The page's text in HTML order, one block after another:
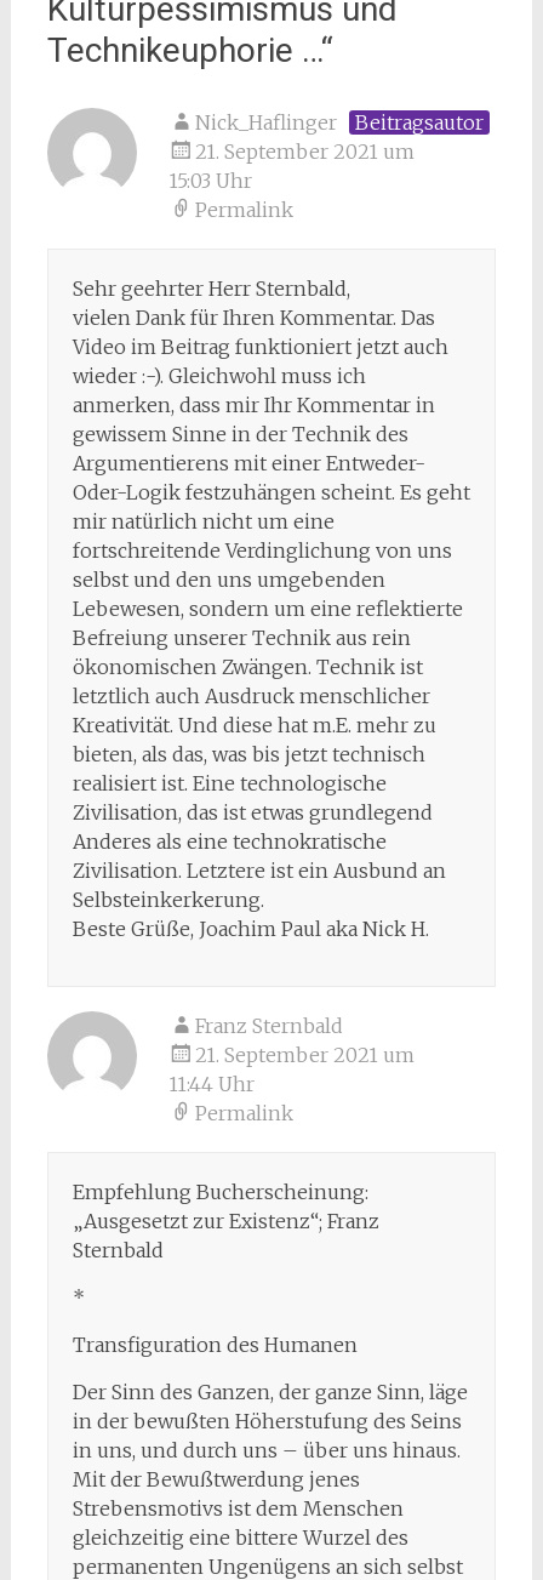
Kulturpessimismus und
Technikeuphorie …“
Nick_Haflinger
Beitragsautor
21. September 2021 um
15:03 Uhr
Permalink
Sehr geehrter Herr Sternbald,
vielen Dank für Ihren Kommentar. Das
Video im Beitrag funktioniert jetzt auch
wieder :-). Gleichwohl muss ich
anmerken, dass mir Ihr Kommentar in
gewissem Sinne in der Technik des
Argumentierens mit einer Entweder-
Oder-Logik festzuhängen scheint. Es geht
mir natürlich nicht um eine
fortschreitende Verdinglichung von uns
selbst und den uns umgebenden
Lebewesen, sondern um eine reflektierte
Befreiung unserer Technik aus rein
ökonomischen Zwängen. Technik ist
letztlich auch Ausdruck menschlicher
Kreativität. Und diese hat m.E. mehr zu
bieten, als das, was bis jetzt technisch
realisiert ist. Eine technologische
Zivilisation, das ist etwas grundlegend
Anderes als eine technokratische
Zivilisation. Letztere ist ein Ausbund an
Selbsteinkerkerung.
Beste Grüße, Joachim Paul aka Nick H.
Franz Sternbald
21. September 2021 um
11:44 Uhr
Permalink
Empfehlung Bucherscheinung:
„Ausgesetzt zur Existenz“; Franz
Sternbald
*
Transfiguration des Humanen
Der Sinn des Ganzen, der ganze Sinn, läge
in der bewußten Höherstufung des Seins
in uns, und durch uns – über uns hinaus.
Mit der Bewußtwerdung jenes
Strebensmotivs ist dem Menschen
gleichzeitig eine bittere Wurzel des
permanenten Ungenügens an sich selbst